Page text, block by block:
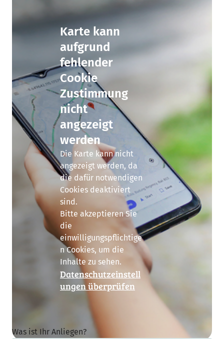
Karte kann
aufgrund
fehlender
Cookie
Zustimmung
nicht
angezeigt
werden
Die Karte kann nicht
angezeigt werden, da
die dafür notwendigen
Cookies deaktiviert
sind.
Bitte akzeptieren Sie
die
einwilligungspflichtige
n Cookies, um die
Inhalte zu sehen.
Datenschutzeinstell
ungen überprüfen
Nachricht senden
Was ist Ihr Anliegen?